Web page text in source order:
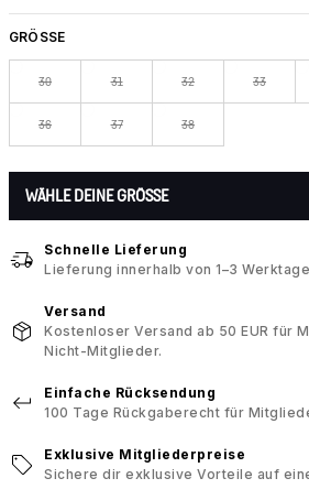
GRÖSSE
30 31 32 33
36 37 38
WÄHLE DEINE GRÖSSE
Schnelle Lieferung
Lieferung innerhalb von 1–3
Versand
Kostenloser Versand ab 50 EUR für
Nicht-Mitglieder.
Einfache Rücksendung
100 Tage Rückgaberecht für
Exklusive Mitgliederpreise
Sichere dir exklusive Vorteile auf